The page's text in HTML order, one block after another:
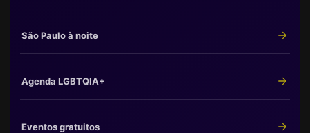
São Paulo à noite
Agenda LGBTQIA+
Eventos gratuitos